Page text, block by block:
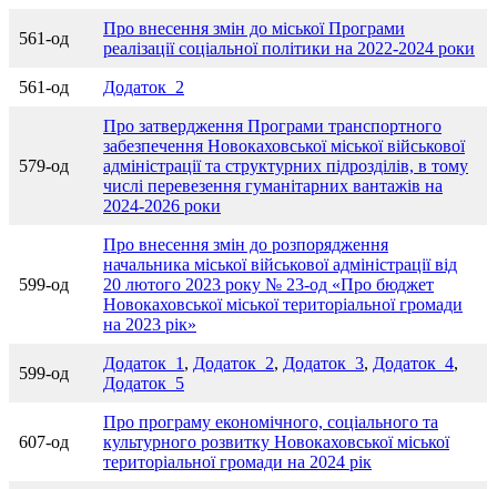
561-од
Про внесення змін до міської Програми
реалізації соціальної політики на 2022-2024 роки
561-од Додаток_2
579-од
Про затвердження Програми транспортного
забезпечення Новокаховської міської військової
адміністрації та структурних підрозділів, в тому
числі перевезення гуманітарних вантажів на
2024-2026 роки
599-од
Про внесення змін до розпорядження
начальника міської військової адміністрації від
20 лютого 2023 року № 23-од «Про бюджет
Новокаховської міської територіальної громади
на 2023 рік»
599-од
Додаток_1 , Додаток_2, Додаток_3, Додаток_4,
Додаток_5
607-од
Про програму економічного, соціального та
культурного розвитку Новокаховської міської
територіальної громади на 2024 рік